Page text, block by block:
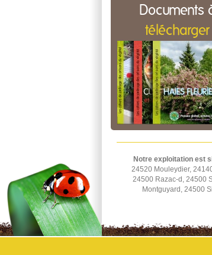
Documents
télécharger
Notre exploitation est
24520 Mouleydier,
24500 Razac-d, 24500
Montguyard, 24500